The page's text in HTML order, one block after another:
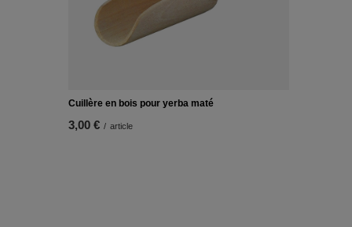
Cuillère en bois pour yerba maté
3,00 € / article